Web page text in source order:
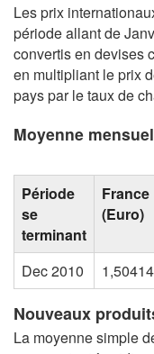
Les prix
période allant de
convertis en devises
en multipliant le prix
pays par le taux de
Moyenne
Période
se
terminant
France
(Euro)
Dec 2010
Nouveaux
La moyenne simple